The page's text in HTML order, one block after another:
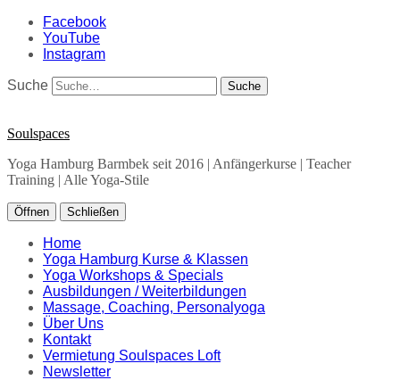
Facebook
YouTube
Instagram
Suche
Soulspaces
Yoga Hamburg Barmbek seit 2016 | Anfängerkurse | Teacher
Training | Alle Yoga-Stile
Öffnen Schließen
Home
Yoga Hamburg Kurse & Klassen
Yoga Workshops & Specials
Ausbildungen / Weiterbildungen
Massage, Coaching, Personalyoga
Über Uns
Kontakt
Vermietung Soulspaces Loft
Newsletter